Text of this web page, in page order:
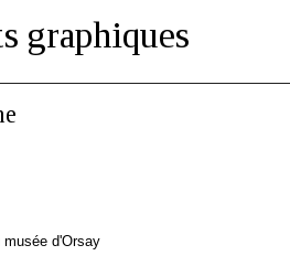
graphiques
d'Orsay